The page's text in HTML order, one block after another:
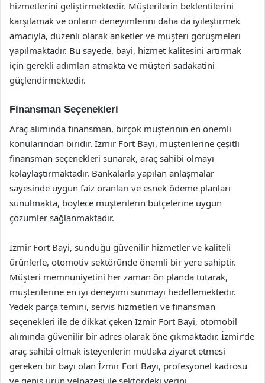
hizmetlerini geliştirmektedir. Müşterilerin beklentilerini
karşılamak ve onların deneyimlerini daha da iyileştirmek
amacıyla, düzenli olarak anketler ve müşteri görüşmeleri
yapılmaktadır. Bu sayede, bayi, hizmet kalitesini artırmak
için gerekli adımları atmakta ve müşteri sadakatini
güçlendirmektedir.
Finansman Seçenekleri
Araç alımında finansman, birçok müşterinin en önemli
konularından biridir. İzmir Fort Bayi, müşterilerine çeşitli
finansman seçenekleri sunarak, araç sahibi olmayı
kolaylaştırmaktadır. Bankalarla yapılan anlaşmalar
sayesinde uygun faiz oranları ve esnek ödeme planları
sunulmakta, böylece müşterilerin bütçelerine uygun
çözümler sağlanmaktadır.
İzmir Fort Bayi, sunduğu güvenilir hizmetler ve kaliteli
ürünlerle, otomotiv sektöründe önemli bir yere sahiptir.
Müşteri memnuniyetini her zaman ön planda tutarak,
müşterilerine en iyi deneyimi sunmayı hedeflemektedir.
Yedek parça temini, servis hizmetleri ve finansman
seçenekleri ile de dikkat çeken İzmir Fort Bayi, otomobil
alımında güvenilir bir adres olarak öne çıkmaktadır. İzmir’de
araç sahibi olmak isteyenlerin mutlaka ziyaret etmesi
gereken bir bayi olan İzmir Fort Bayi, profesyonel kadrosu
ve geniş ürün yelpazesi ile sektördeki yerini